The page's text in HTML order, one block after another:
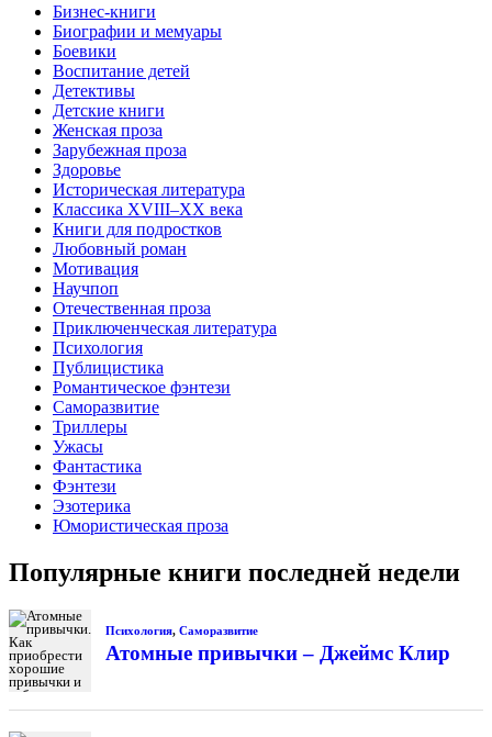
Бизнес-книги
Биографии и мемуары
Боевики
Воспитание детей
Детективы
Детские книги
Женская проза
Зарубежная проза
Здоровье
Историческая литература
Классика XVIII–XX века
Книги для подростков
Любовный роман
Мотивация
Научпоп
Отечественная проза
Приключенческая литература
Психология
Публицистика
Романтическое фэнтези
Саморазвитие
Триллеры
Ужасы
Фантастика
Фэнтези
Эзотерика
Юмористическая проза
Популярные книги последней недели
Психология, Саморазвитие
Атомные привычки – Джеймс Клир